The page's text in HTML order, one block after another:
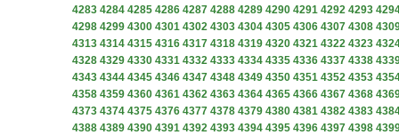
4283 4284 4285 4286 4287 4288 4289 4290 4291 4292 4293
4298 4299 4300 4301 4302 4303 4304 4305 4306 4307 4308
4313 4314 4315 4316 4317 4318 4319 4320 4321 4322 4323
4328 4329 4330 4331 4332 4333 4334 4335 4336 4337 4338
4343 4344 4345 4346 4347 4348 4349 4350 4351 4352 4353
4358 4359 4360 4361 4362 4363 4364 4365 4366 4367 4368
4373 4374 4375 4376 4377 4378 4379 4380 4381 4382 4383
4388 4389 4390 4391 4392 4393 4394 4395 4396 4397 4398